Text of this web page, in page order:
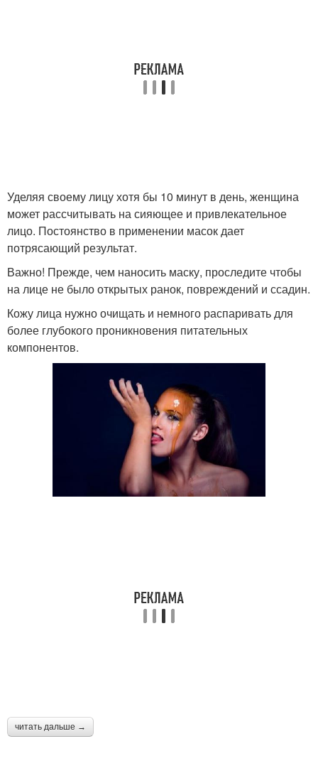
Уделяя своему лицу хотя бы 10 минут в день, женщина
может рассчитывать на сияющее и привлекательное
лицо. Постоянство в применении масок дает
потрясающий результат.
Важно! Прежде, чем наносить маску, проследите чтобы
на лице не было открытых ранок, повреждений и ссадин.
Кожу лица нужно очищать и немного распаривать для
более глубокого проникновения питательных
компонентов.
читать дальше →